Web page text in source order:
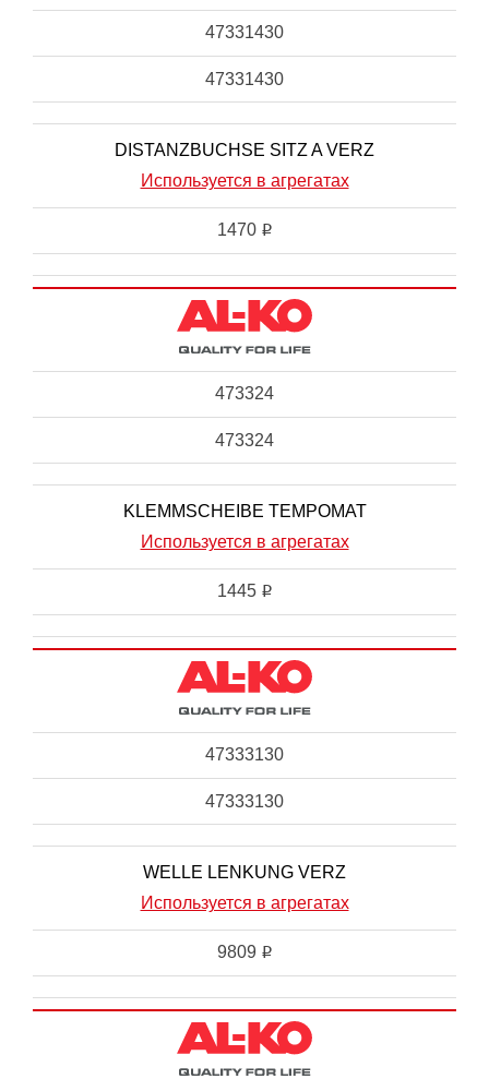
47331430
47331430
DISTANZBUCHSE SITZ A VERZ
Используется в агрегатах
1470 i
473324
473324
KLEMMSCHEIBE TEMPOMAT
Используется в агрегатах
1445 i
47333130
47333130
WELLE LENKUNG VERZ
Используется в агрегатах
9809 i